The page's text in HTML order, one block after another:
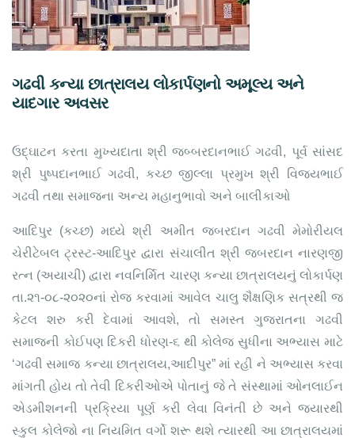
ગઢવી કન્યા છાત્રાલય લોકાર્પણનો અમૂલ્ય અને
યાદગાર અવસર
ઉદ્ઘાટન કરતા મુખ્યદાતા શ્રી જબ્બરદાનભાઈ ગઢવી, પૂર્વ સાંસદ
શ્રી પુષ્પદાનભાઈ ગઢવી, કચ્છ જીલ્લા પ્રમુખ શ્રી વિજયભાઈ
ગઢવી તથા સમાજના અન્ય મહાનુભાવો અને બાલીકાઓ
આદિપુર (કચ્છ) મધ્યે શ્રી અમીત જબરદાન ગઢવી મેમોરીયલ
ચેરીટેબલ ટ્રસ્ટ-આદિપુર દ્વારા સંચાલીત શ્રી જબરદાન નારણજી
રત્ન (અયાચી) દ્વારા નવનિર્મિત ચારણ કન્યા છાત્રાલયનું લોકાર્પણ
તા.૨૧-૦૮-૨૦૨૦નાં રોજ કરવામાં આવેલ ચાલુ શૈક્ષણિક સત્રથી જ
કેટલ શરુ કરી દેવામાં આવશે, તો સમસ્ત ગુજરાતના ગઢવી
સમાજની કોઈપણ દિકરી ધોરણ-૬ થી કોલેજ સુધીના અભ્યાસ માટે
‘ગઢવી સમાજ કન્યા છાત્રાલય,આદીપુર” માં રહી ને અભ્યાસ કરવા
માંગતી હોય તો તેવી દિકરીઓએ પોતાનું જે તે સંસ્થામાં ઓનલાઈન
એડમીશનની પ્રક્રિયા પૂર્ણ કરી લેવા વિનંતી છે અને જ્યારથી
સ્કુલ કોલેજો ના નિયમિત વર્ગો શરૂ થશે ત્યારથી આ છાત્રાલયમાં